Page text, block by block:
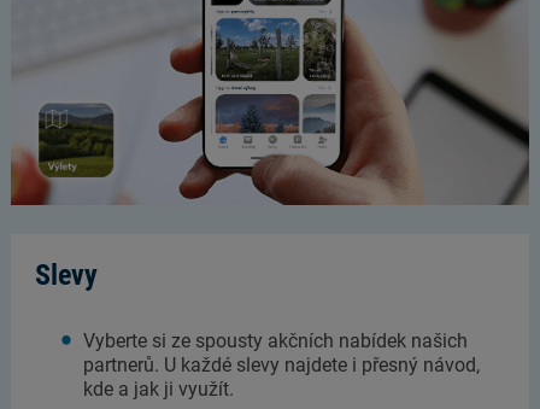
Slevy
Vyberte si ze spousty akčních nabídek našich
partnerů. U každé slevy najdete i přesný návod,
kde a jak ji využít.